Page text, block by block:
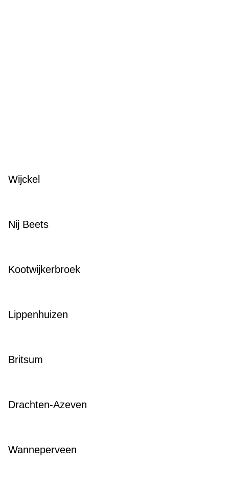
Wijckel
Nij Beets
Kootwijkerbroek
Lippenhuizen
Britsum
Drachten-Azeven
Wanneperveen